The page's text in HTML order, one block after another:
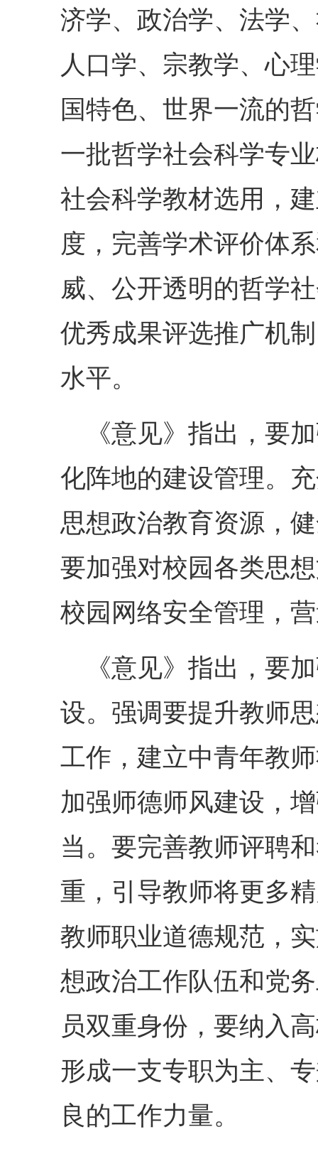
济学、政治学、法学
人口学、宗教学、心
国特色、世界一流的
一批哲学社会科学专
社会科学教材选用，
度，完善学术评价体
威、公开透明的哲学
优秀成果评选推广机
水平。
《意见》指出，要
化阵地的建设管理。
思想政治教育资源，
要加强对校园各类思
校园网络安全管理，
《意见》指出，要
设。强调要提升教师
工作，建立中青年教
加强师德师风建设，
当。要完善教师评聘
重，引导教师将更多
教师职业道德规范，
想政治工作队伍和党
员双重身份，要纳入
形成一支专职为主、
良的工作力量。